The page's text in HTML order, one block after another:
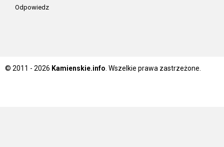
Odpowiedz
© 2011 - 2026 Kamienskie.info . Wszelkie prawa zastrzeżone.